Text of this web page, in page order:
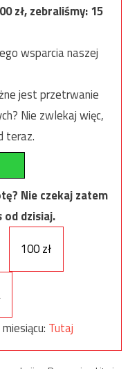
zł, zebraliśmy:15
wsparcia naszej
jest przetrwanie
Nie zwlekaj więc,
teraz.
Nie czekaj zatem
dzisiaj.
100 zł
Tutaj